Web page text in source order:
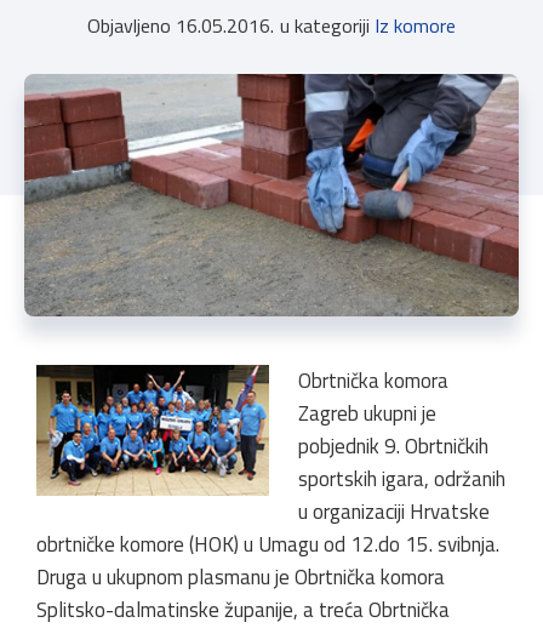
Objavljeno 16.05.2016. u kategoriji Iz komore
Obrtnička komora
Zagreb ukupni je
pobjednik 9. Obrtničkih
sportskih igara, održanih
u organizaciji Hrvatske
obrtničke komore (HOK) u Umagu od 12.do 15. svibnja.
Druga u ukupnom plasmanu je Obrtnička komora
Splitsko-dalmatinske županije, a treća Obrtnička